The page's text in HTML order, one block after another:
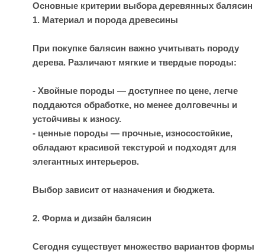
Основные критерии выбора деревянных балясин
1. Материал и порода древесины
При покупке балясин важно учитывать породу
дерева. Различают мягкие и твердые породы:
- Хвойные породы — доступнее по цене, легче
поддаются обработке, но менее долговечны и
устойчивы к износу.
- ценные породы — прочные, износостойкие,
обладают красивой текстурой и подходят для
элегантных интерьеров.
Выбор зависит от назначения и бюджета.
2. Форма и дизайн балясин
Сегодня существует множество вариантов формы